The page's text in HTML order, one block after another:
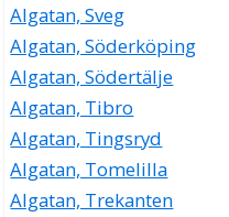
Algatan, Sveg
Algatan, Söderköping
Algatan, Södertälje
Algatan, Tibro
Algatan, Tingsryd
Algatan, Tomelilla
Algatan, Trekanten